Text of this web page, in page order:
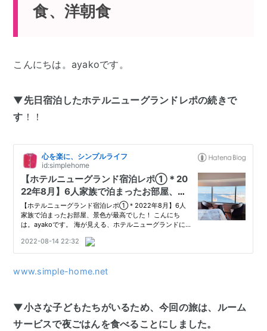
食、洋朝食
こんにちは。ayakoです。
▼先日宿泊したホテルニューグランドレポの続きで
す ！！
www.simple-home.net
▼小さな子どもたちがいるため、今回の旅は、ルーム
サービスで夜ごはんを食べることにしました。